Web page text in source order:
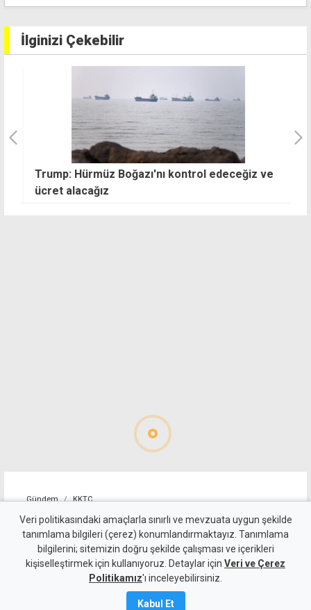
İlginizi Çekebilir
Trump: Hürmüz Boğazı'nı kontrol edeceğiz ve
ücret alacağız
Gündem KKTC
Dr. Şemsi Kazım Erkman
yaşamını yitirdi
Veri politikasındaki amaçlarla sınırlı ve mevzuata uygun şekilde
tanımlama bilgileri (çerez) konumlandırmaktayız. Tanımlama
bilgilerini; sitemizin doğru şekilde çalışması ve içerikleri
kişiselleştirmek için kullanıyoruz. Detaylar için Veri ve Çerez
Politikamız'ı inceleyebilirsiniz.
Kabul Et